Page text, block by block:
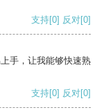
支持[0] 反对[0]
手，让我能够快速熟
支持[0] 反对[0]